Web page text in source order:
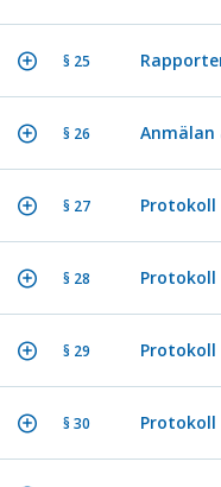
§ 25
§ 26 Anmälan
§ 27
§ 28 Protokoll
§ 29
§ 30